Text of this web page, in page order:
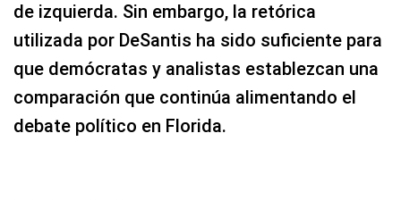
de izquierda. Sin embargo, la retórica
utilizada por DeSantis ha sido suficiente para
que demócratas y analistas establezcan una
comparación que continúa alimentando el
debate político en Florida.